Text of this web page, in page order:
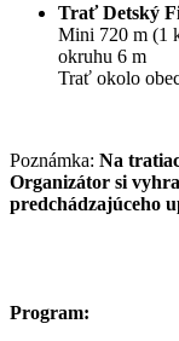
Trať Detský
Mini 720 m (1
okruhu 6 m
Trať okolo
Poznámka: Na
Organizátor si
predchádzajúceho
Program: